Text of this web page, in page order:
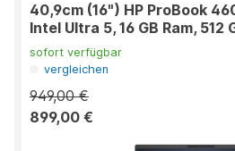
40,9cm (16") HP ProBook
Intel Ultra 5, 16 GB Ram, 512
sofort verfügbar
vergleichen
949,00 €
899,00 €